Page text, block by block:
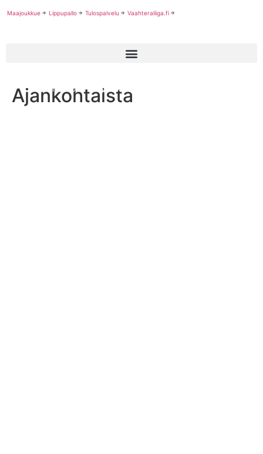
Maajoukkue Lippupallo Tulospalvelu Vaahteraliiga.fi
Ajankohtaista
Suomen U19 maajoukkue voittoon B-ryhmän